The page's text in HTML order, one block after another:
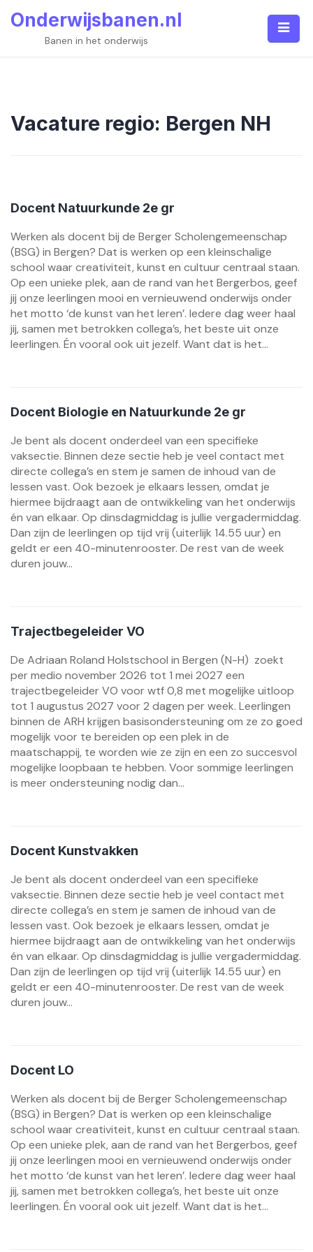
Onderwijsbanen.nl
Banen in het onderwijs
Vacature regio: Bergen NH
Docent Natuurkunde 2e gr
Werken als docent bij de Berger Scholengemeenschap
(BSG) in Bergen? Dat is werken op een kleinschalige
school waar creativiteit, kunst en cultuur centraal staan.
Op een unieke plek, aan de rand van het Bergerbos, geef
jij onze leerlingen mooi en vernieuwend onderwijs onder
het motto ‘de kunst van het leren’. Iedere dag weer haal
jij, samen met betrokken collega’s, het beste uit onze
leerlingen. Én vooral ook uit jezelf. Want dat is het...
Docent Biologie en Natuurkunde 2e gr
Je bent als docent onderdeel van een specifieke
vaksectie. Binnen deze sectie heb je veel contact met
directe collega’s en stem je samen de inhoud van de
lessen vast. Ook bezoek je elkaars lessen, omdat je
hiermee bijdraagt aan de ontwikkeling van het onderwijs
én van elkaar. Op dinsdagmiddag is jullie vergadermiddag.
Dan zijn de leerlingen op tijd vrij (uiterlijk 14.55 uur) en
geldt er een 40-minutenrooster. De rest van de week
duren jouw...
Trajectbegeleider VO
De Adriaan Roland Holstschool in Bergen (N-H) zoekt
per medio november 2026 tot 1 mei 2027 een
trajectbegeleider VO voor wtf 0,8 met mogelijke uitloop
tot 1 augustus 2027 voor 2 dagen per week. Leerlingen
binnen de ARH krijgen basisondersteuning om ze zo goed
mogelijk voor te bereiden op een plek in de
maatschappij, te worden wie ze zijn en een zo succesvol
mogelijke loopbaan te hebben. Voor sommige leerlingen
is meer ondersteuning nodig dan...
Docent Kunstvakken
Je bent als docent onderdeel van een specifieke
vaksectie. Binnen deze sectie heb je veel contact met
directe collega’s en stem je samen de inhoud van de
lessen vast. Ook bezoek je elkaars lessen, omdat je
hiermee bijdraagt aan de ontwikkeling van het onderwijs
én van elkaar. Op dinsdagmiddag is jullie vergadermiddag.
Dan zijn de leerlingen op tijd vrij (uiterlijk 14.55 uur) en
geldt er een 40-minutenrooster. De rest van de week
duren jouw...
Docent LO
Werken als docent bij de Berger Scholengemeenschap
(BSG) in Bergen? Dat is werken op een kleinschalige
school waar creativiteit, kunst en cultuur centraal staan.
Op een unieke plek, aan de rand van het Bergerbos, geef
jij onze leerlingen mooi en vernieuwend onderwijs onder
het motto ‘de kunst van het leren’. Iedere dag weer haal
jij, samen met betrokken collega’s, het beste uit onze
leerlingen. Én vooral ook uit jezelf. Want dat is het...